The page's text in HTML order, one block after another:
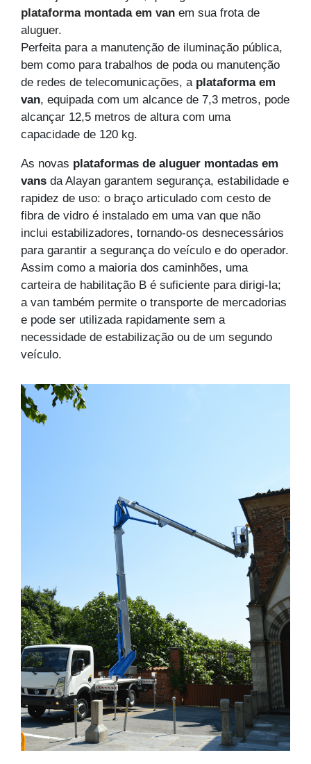
plataforma montada em van em sua frota de
aluguer.
Perfeita para a manutenção de iluminação pública,
bem como para trabalhos de poda ou manutenção
de redes de telecomunicações, a plataforma em
van, equipada com um alcance de 7,3 metros, pode
alcançar 12,5 metros de altura com uma
capacidade de 120 kg.
As novas plataformas de aluguer montadas em
vans da Alayan garantem segurança, estabilidade e
rapidez de uso: o braço articulado com cesto de
fibra de vidro é instalado em uma van que não
inclui estabilizadores, tornando-os desnecessários
para garantir a segurança do veículo e do operador.
Assim como a maioria dos caminhões, uma
carteira de habilitação B é suficiente para dirigi-la;
a van também permite o transporte de mercadorias
e pode ser utilizada rapidamente sem a
necessidade de estabilização ou de um segundo
veículo.